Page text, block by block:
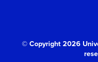
© Copyright 2026